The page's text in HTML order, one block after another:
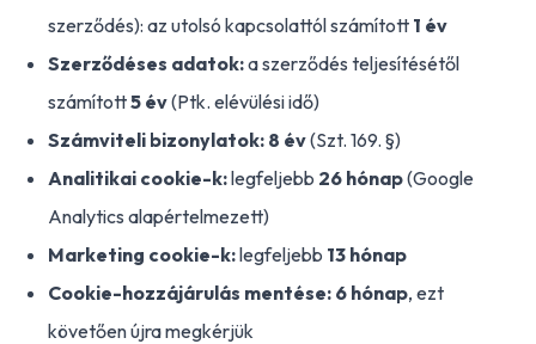
szerződés): az utolsó kapcsolattól számított 1 év
Szerződéses adatok:a szerződés teljesítésétől
számított5 év(Ptk. elévülési idő)
Számviteli bizonylatok: 8 év(Szt. 169. §)
Analitikai cookie-k:legfeljebb 26 hónap(Google
Analytics alapértelmezett)
Marketing cookie-k:legfeljebb 13 hónap
Cookie-hozzájárulás mentése: 6 hónap, ezt
követően újra megkérjük